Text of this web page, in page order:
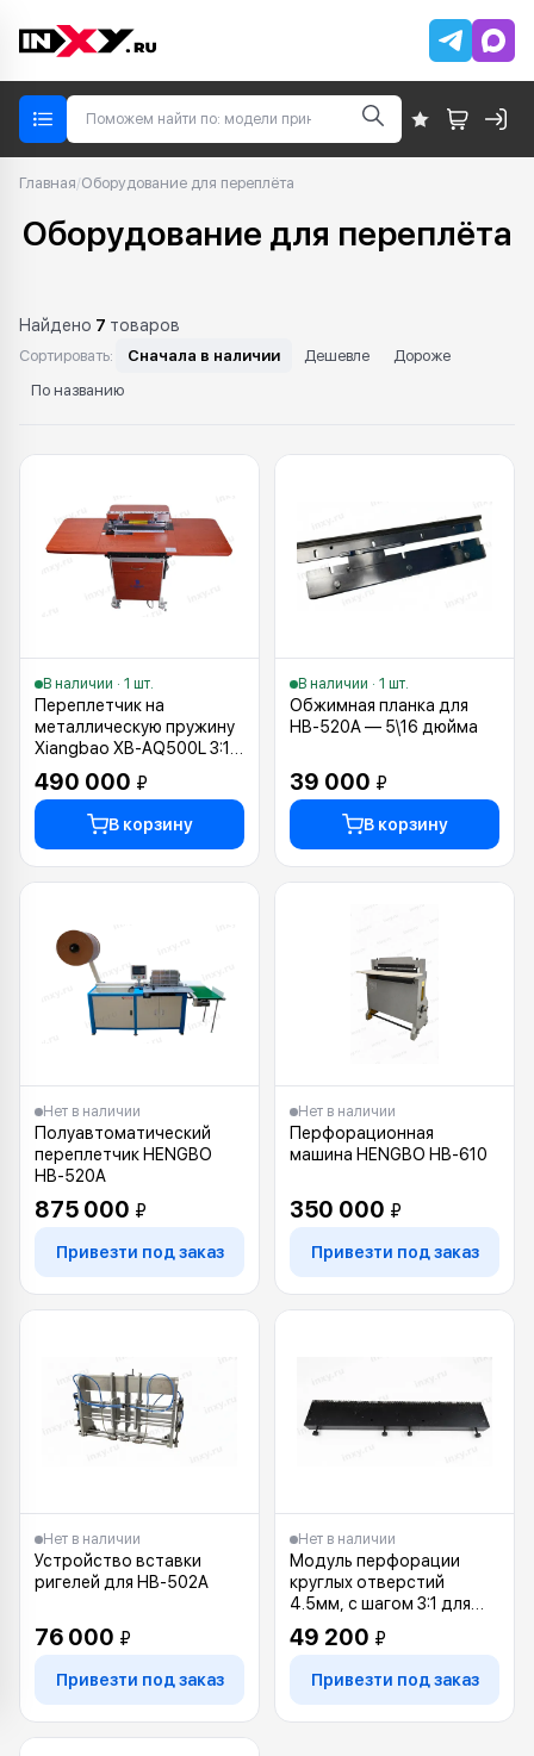
Главная/Оборудование для переплёта
Оборудование для переплёта
Найдено 7 товаров
Сортировать: Сначала в наличии Дешевле
Дороже
По названию
В наличии · 1 шт.
Переплетчик на
металлическую пружину
Xiangbao XB-AQ500L 3:1 и
2:1
490 000 ₽
В корзину
В наличии · 1 шт.
Обжимная планка для
HB-520A — 5\16 дюйма
39 000 ₽
В корзину
Нет в наличии
Полуавтоматический
переплетчик HENGBO
HB-520A
875 000 ₽
Привезти под заказ
Нет в наличии
Перфорационная
машина HENGBO HB-610
350 000 ₽
Привезти под заказ
Нет в наличии
Устройство вставки
ригелей для HB-502A
76 000 ₽
Привезти под заказ
Нет в наличии
Модуль перфорации
круглых отверстий
4.5мм, с шагом 3:1 для
HB-610
49 200 ₽
Привезти под заказ